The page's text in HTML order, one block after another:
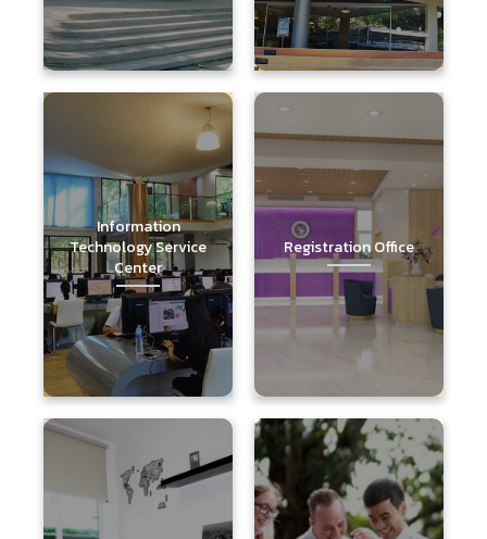
Information
Technology Service
Center
Registration Office